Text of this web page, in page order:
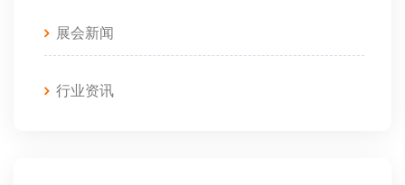
展会新闻
行业资讯